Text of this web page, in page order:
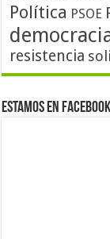
Política PSOE
resistencia
Estamos en Facebook